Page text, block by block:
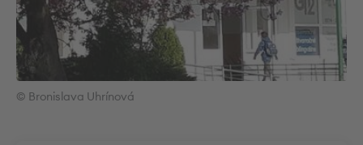
© Bronislava Uhrínová